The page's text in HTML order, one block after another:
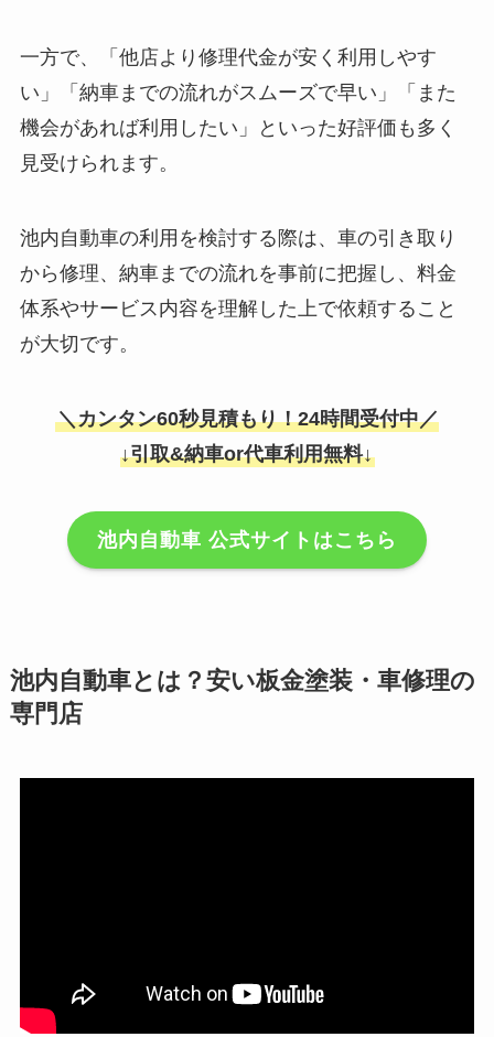
一方で、「他店より修理代金が安く利用しやす
い」「納車までの流れがスムーズで早い」「また
機会があれば利用したい」といった好評価も多く
見受けられます。
池内自動車の利用を検討する際は、車の引き取り
から修理、納車までの流れを事前に把握し、料金
体系やサービス内容を理解した上で依頼すること
が大切です。
＼カンタン60秒見積もり！24時間受付中／
↓引取&納車or代車利用無料↓
池内自動車 公式サイトはこちら
池内自動車とは？安い板金塗装・車修理の
専門店